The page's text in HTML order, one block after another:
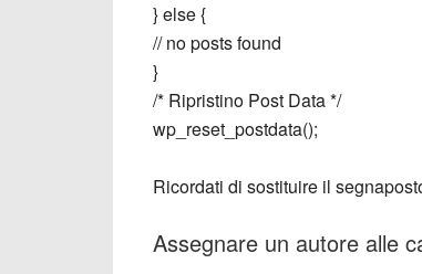
} else {
// no posts found
}
/* Ripristino Post Data */
wp_reset_postdata();
Ricordati di sostituire il
Assegnare un autore alle